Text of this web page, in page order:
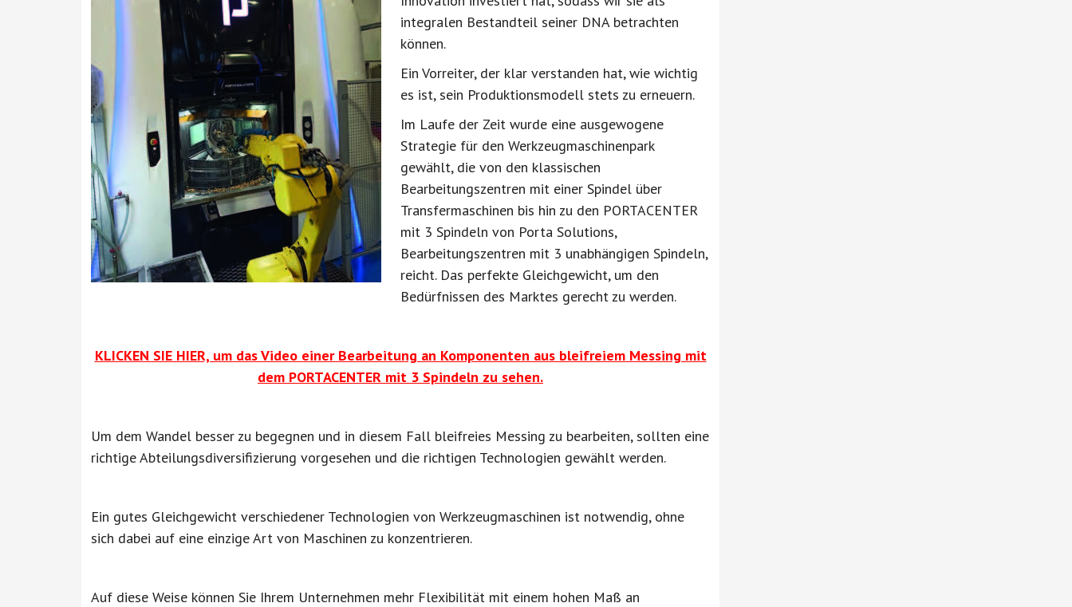
integralen Bestandteil seiner DNA betrachten
können.
Ein Vorreiter, der klar verstanden hat, wie wichtig
es ist, sein Produktionsmodell stets zu erneuern.
Im Laufe der Zeit wurde eine ausgewogene
Strategie für den Werkzeugmaschinenpark
gewählt, die von den klassischen
Bearbeitungszentren mit einer Spindel über
Transfermaschinen bis hin zu den PORTACENTER
mit 3 Spindeln von Porta Solutions,
Bearbeitungszentren mit 3 unabhängigen Spindeln,
reicht. Das perfekte Gleichgewicht, um den
Bedürfnissen des Marktes gerecht zu werden.
KLICKEN SIE HIER, um das Video einer Bearbeitung an Komponenten aus bleifreiem Messing mit
dem PORTACENTER mit 3 Spindeln zu sehen.
Um dem Wandel besser zu begegnen und in diesem Fall bleifreies Messing zu bearbeiten, sollten eine
richtige Abteilungsdiversifizierung vorgesehen und die richtigen Technologien gewählt werden.
Ein gutes Gleichgewicht verschiedener Technologien von Werkzeugmaschinen ist notwendig, ohne
sich dabei auf eine einzige Art von Maschinen zu konzentrieren.
Auf diese Weise können Sie Ihrem Unternehmen mehr Flexibilität mit einem hohen Maß an